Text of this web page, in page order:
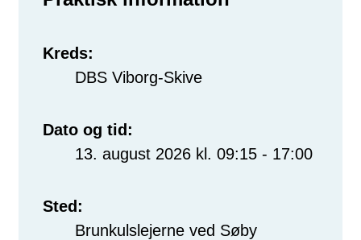
Kreds:
DBS Viborg-Skive
Dato og tid:
13. august 2026 kl. 09:15 - 17:00
Sted:
Brunkulslejerne ved Søby